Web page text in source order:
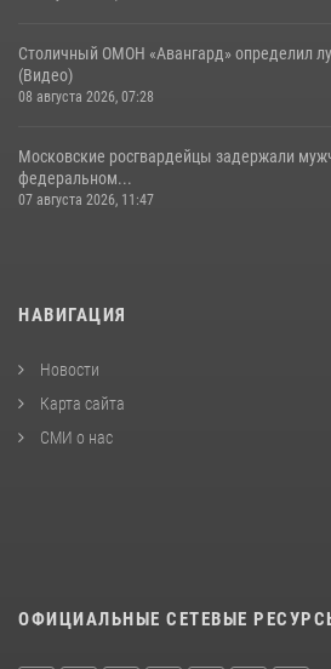
Столичный ОМОН «Авангард» определил
(Видео)
08 августа 2026, 07:28
Московские росгвардейцы задержали
федеральном...
07 августа 2026, 11:47
НАВИГАЦИЯ
Новости
Карта сайта
СМИ о нас
ОФИЦИАЛЬНЫЕ СЕТЕВЫЕ